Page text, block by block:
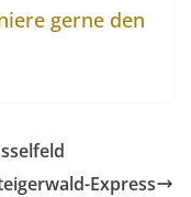
gerne den
Express